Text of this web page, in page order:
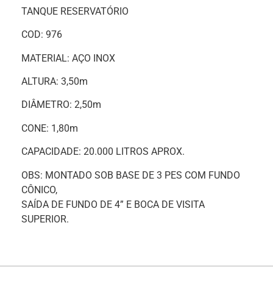
TANQUE RESERVATÓRIO
COD: 976
MATERIAL: AÇO INOX
ALTURA: 3,50m
DIÂMETRO: 2,50m
CONE: 1,80m
CAPACIDADE: 20.000 LITROS APROX.
OBS: MONTADO SOB BASE DE 3 PES COM FUNDO
CÔNICO,
SAÍDA DE FUNDO DE 4” E BOCA DE VISITA
SUPERIOR.